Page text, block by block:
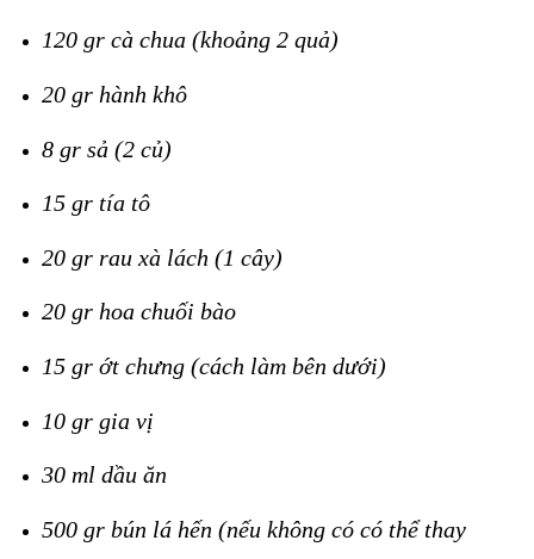
120 gr cà chua (khoảng 2 quả)
20 gr hành khô
8 gr sả (2 củ)
15 gr tía tô
20 gr rau xà lách (1 cây)
20 gr hoa chuối bào
15 gr ớt chưng (cách làm bên dưới)
10 gr gia vị
30 ml dầu ăn
500 gr bún lá hến (nếu không có có thể thay